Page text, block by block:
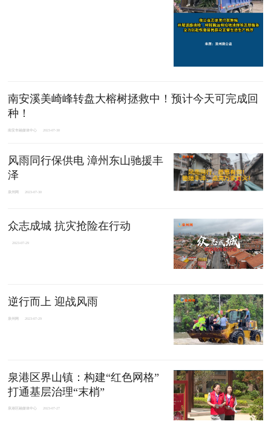
南安溪美崎峰转盘大榕树拯救中！预计今天可完成回
种！
南安市融媒体中心 2023-07-30
风雨同行保供电 漳州东山驰援丰
泽
泉州网 2023-07-30
众志成城 抗灾抢险在行动
2023-07-29
逆行而上 迎战风雨
泉州网 2023-07-29
泉港区界山镇：构建“红色网格”
打通基层治理“末梢”
泉港区融媒体中心 2023-07-27